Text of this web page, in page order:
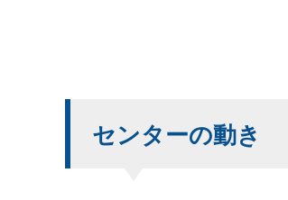
センターの動き